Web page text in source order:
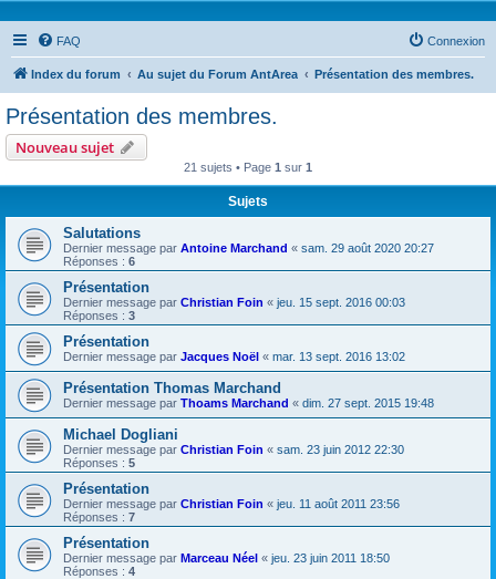
FAQ Connexion
Index du forum Au sujet du Forum AntArea Présentation des membres.
Présentation des membres.
Nouveau sujet
21 sujets • Page 1 sur 1
Sujets
Salutations
Dernier message par Antoine Marchand « sam. 29 août 2020 20:27
Réponses : 6
Présentation
Dernier message par Christian Foin « jeu. 15 sept. 2016 00:03
Réponses : 3
Présentation
Dernier message par Jacques Noël « mar. 13 sept. 2016 13:02
Présentation Thomas Marchand
Dernier message par Thoams Marchand « dim. 27 sept. 2015 19:48
Michael Dogliani
Dernier message par Christian Foin « sam. 23 juin 2012 22:30
Réponses : 5
Présentation
Dernier message par Christian Foin « jeu. 11 août 2011 23:56
Réponses : 7
Présentation
Dernier message par Marceau Néel « jeu. 23 juin 2011 18:50
Réponses : 4